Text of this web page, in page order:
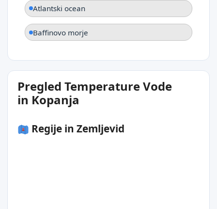
Atlantski ocean
Baffinovo morje
Pregled Temperature Vode
in Kopanja
Regije in Zemljevid